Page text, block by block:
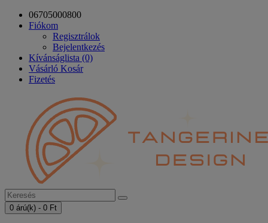
06705000800
Fiókom
Regisztrálok
Bejelentkezés
Kívánságlista (0)
Vásárló Kosár
Fizetés
0 árú(k) - 0 Ft